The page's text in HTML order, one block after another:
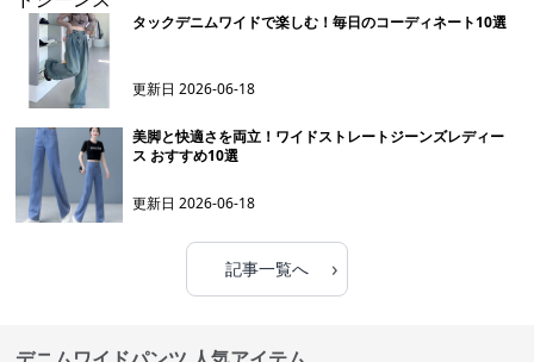
タックデニムワイドで楽しむ！毎日のコーディネート10選
更新日2026-06-18
美脚と快適さを両立！ワイドストレートジーンズレディー
ス おすすめ10選
更新日2026-06-18
記事一覧へ ›